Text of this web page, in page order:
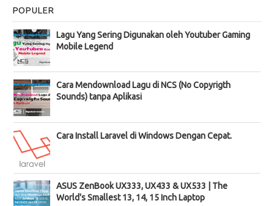
POPULER
Lagu Yang Sering Digunakan oleh Youtuber Gaming
Mobile Legend
Cara Mendownload Lagu di NCS (No Copyrigth
Sounds) tanpa Aplikasi
Cara Install Laravel di Windows Dengan Cepat.
ASUS ZenBook UX333, UX433 & UX533 | The
World's Smallest 13, 14, 15 Inch Laptop